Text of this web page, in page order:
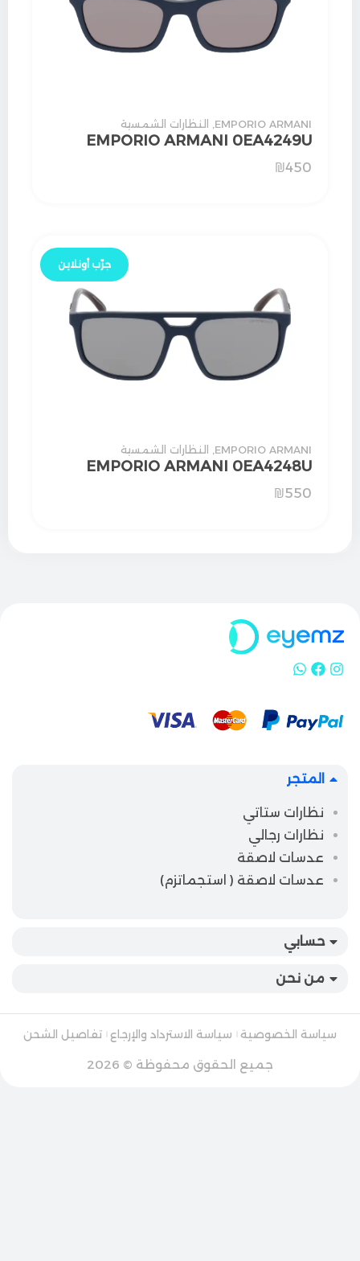
EMPORIO ARMANI النظارات الشمسية
EMPORIO ARMANI 0EA4249U
₪450
EMPORIO ARMANI النظارات الشمسية
EMPORIO ARMANI 0EA4248U
₪550
جرّب أونلاين
المتجر
نظارات ستاتي
نظارات رجالي
عدسات لاصقة
عدسات لاصقة ( استجماتزم)
حسابي
من نحن
سياسة الخصوصية سياسة الاسترداد والإرجاع تفاصيل الشحن
جميع الحقوق محفوظة © 2026